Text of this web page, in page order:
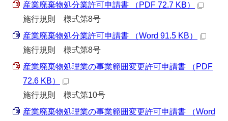
産業廃棄物処分業許可申請書 （PDF 72.7 KB）
施行規則 様式第8号
産業廃棄物処分業許可申請書 （Word 91.5 KB）
施行規則 様式第8号
産業廃棄物処理業の事業範囲変更許可申請書 （PDF
72.6 KB）
施行規則 様式第10号
産業廃棄物処理業の事業範囲変更許可申請書 （Word